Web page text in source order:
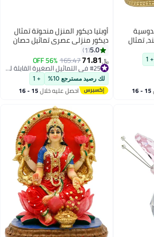
أوبتيا ديكور المنزل منحوتة تمثال
ديكور منزلي عصري تماثيل حصان
تمثال من الراتنج هدايا فنية للمنزل
غرفة النوم غرفة المعيشة المكتب
5.0
﷼‏71.81
165.47
56% OFF
#25 في التماثيل الصغيرة القابلة للتجميع
#25 في التماثيل الصغيرة القابلة للتجميع + 1
احصل عليه خلال 15 - 16
اغسطس